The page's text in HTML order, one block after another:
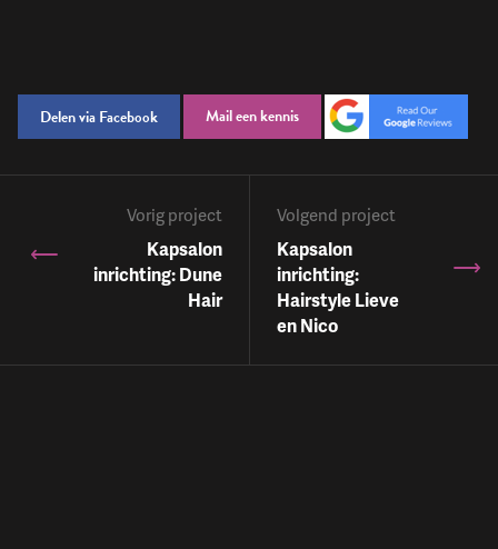
Delen via Facebook Mail een kennis
Vorig project
Kapsalon
inrichting: Dune
Hair
Volgend project
Kapsalon
inrichting:
Hairstyle Lieve
en Nico